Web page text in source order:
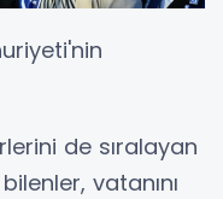
de sıralayan
vatanını